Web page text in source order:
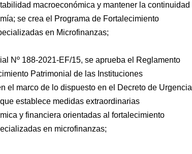
macroeconómica y mantener la continuidad
se crea el Programa de Fortalecimiento
en Microfinanzas;
Nº 188-2021-EF/15, se aprueba el Reglamento
Patrimonial de las Instituciones
el marco de lo dispuesto en el Decreto de Urgencia
establece medidas extraordinarias
y financiera orientadas al fortalecimiento
en microfinanzas;